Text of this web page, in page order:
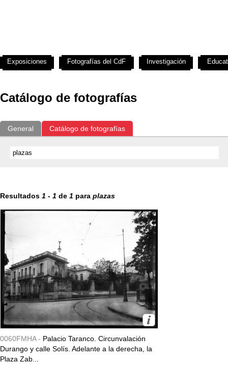
Catálogo de fotografías
General Catálogo de fotografías
Resultados 1 - 1 de 1 para plazas
0060FMHA - Palacio Taranco. Circunvalación
Durango y calle Solís. Adelante a la derecha, la
Plaza Zab...
Exposiciones Fotografías del CdF Investigación